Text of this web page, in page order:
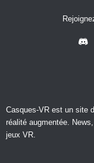
Casques-VR est un site
réalité augmentée.
jeux VR.